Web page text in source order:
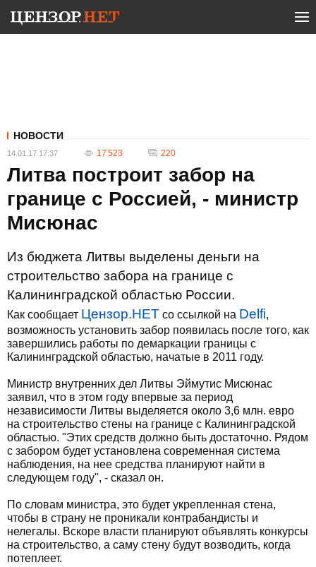
НОВОСТИ
14.01.17 17:37 17 523 220
Литва построит забор на
границе с Россией, - министр
Мисюнас
Из бюджета Литвы выделены деньги на
строительство забора на границе с
Калининградской областью России.
Как сообщает Цензор.НЕТ со ссылкой на Delfi,
возможность установить забор появилась после того, как
завершились работы по демаркации границы с
Калининградской областью, начатые в 2011 году.
Министр внутренних дел Литвы Эймутис Мисюнас
заявил, что в этом году впервые за период
независимости Литвы выделяется около 3,6 млн. евро
на строительство стены на границе с Калининградской
областью. "Этих средств должно быть достаточно. Рядом
с забором будет установлена современная система
наблюдения, на нее средства планируют найти в
следующем году", - сказал он.
По словам министра, это будет укрепленная стена,
чтобы в страну не проникали контрабандисты и
нелегалы. Вскоре власти планируют объявлять конкурсы
на строительство, а саму стену будут возводить, когда
потеплеет.